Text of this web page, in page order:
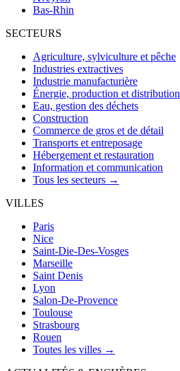
Bas-Rhin
SECTEURS
Agriculture, sylviculture et pêche
Industries extractives
Industrie manufacturière
Énergie, production et distribution
Eau, gestion des déchets
Construction
Commerce de gros et de détail
Transports et entreposage
Hébergement et restauration
Information et communication
Tous les secteurs →
VILLES
Paris
Nice
Saint-Die-Des-Vosges
Marseille
Saint Denis
Lyon
Salon-De-Provence
Toulouse
Strasbourg
Rouen
Toutes les villes →